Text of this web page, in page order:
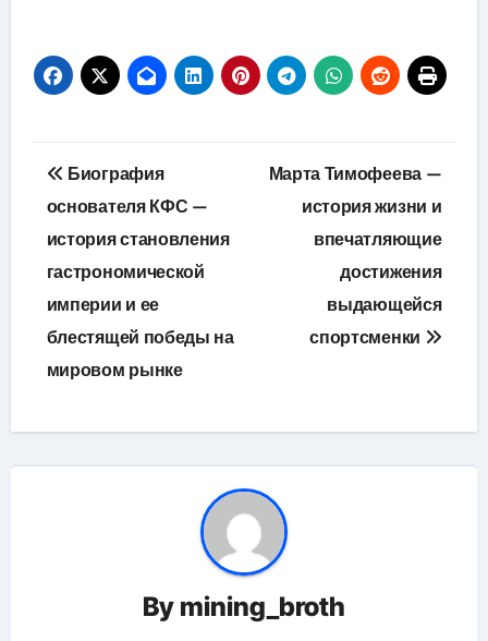
Навигация
по
записям
Биография
основателя КФС —
история становления
гастрономической
империи и ее
блестящей победы на
мировом рынке
Марта Тимофеева —
история жизни и
впечатляющие
достижения
выдающейся
спортсменки
By mining_broth